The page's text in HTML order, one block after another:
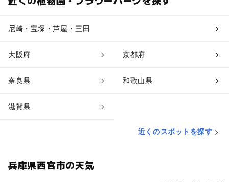
尼崎・宝塚・芦屋・三田
大阪府 京都府
奈良県 和歌山県
滋賀県
近くのスポットを探す
兵庫県西宮市の天気